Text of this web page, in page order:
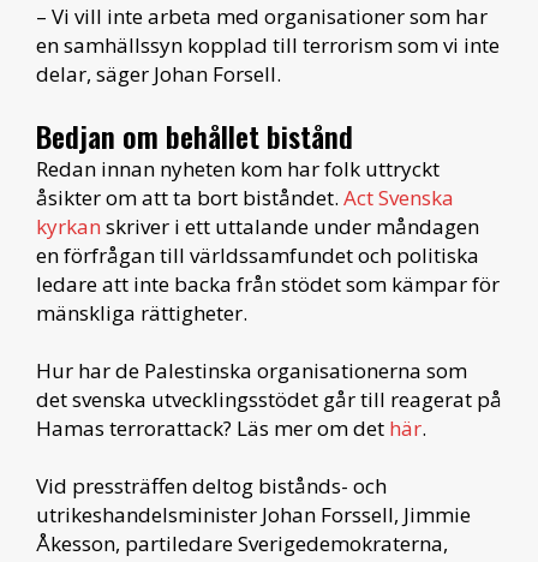
– Vi vill inte arbeta med organisationer som har
en samhällssyn kopplad till terrorism som vi inte
delar, säger Johan Forsell.
Bedjan om behållet bistånd
Redan innan nyheten kom har folk uttryckt
åsikter om att ta bort biståndet. Act Svenska
kyrkan skriver i ett uttalande under måndagen
en förfrågan till världssamfundet och politiska
ledare att inte backa från stödet som kämpar för
mänskliga rättigheter.
Hur har de Palestinska organisationerna som
det svenska utvecklingsstödet går till reagerat på
Hamas terrorattack? Läs mer om det här.
Vid pressträffen deltog bistånds- och
utrikeshandelsminister Johan Forssell, Jimmie
Åkesson, partiledare Sverigedemokraterna,